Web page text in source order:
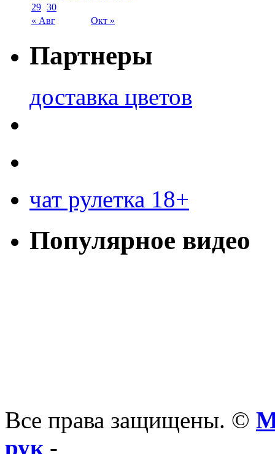
« Авг Окт »
29 30
Партнеры
доставка цветов
чат рулетка 18+
Популярное видео
Все права защищены. ©
рук -